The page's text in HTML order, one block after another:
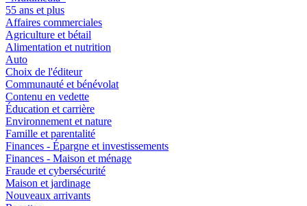
55 ans et plus
Affaires commerciales
Agriculture et bétail
Alimentation et nutrition
Auto
Choix de l'éditeur
Communauté et bénévolat
Contenu en vedette
Éducation et carrière
Environnement et nature
Famille et parentalité
Finances - Épargne et investissements
Finances - Maison et ménage
Fraude et cybersécurité
Maison et jardinage
Nouveaux arrivants